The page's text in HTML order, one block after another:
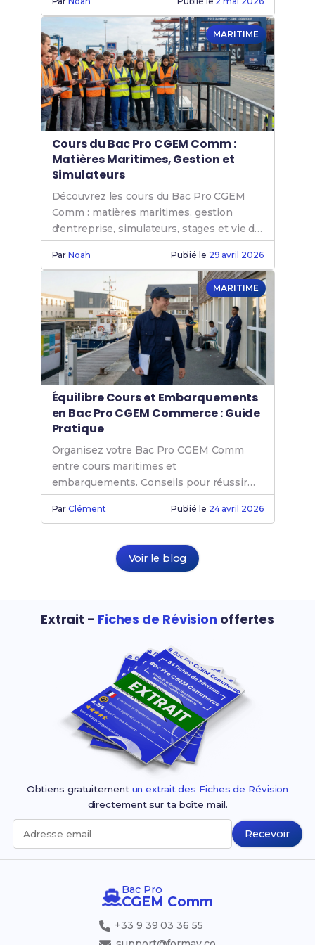
proposent un financement complet grâce à la
contrat d'apprentissage, le
CPF, l'organisme France Travail, leplan de
licenciementou encore desaides régionales
spécifiques.
MARITIME
Cours du Bac Pro CGEM Comm :
Matières Maritimes, Gestion et
Simulateurs
Découvrez les cours du Bac Pro CGEM
Comm : matières maritimes, gestion
d'entreprise, simulateurs, stages et vie de
classe.
ParNoah Publié le 29 avril 2026
MARITIME
Équilibre Cours et Embarquements
en Bac Pro CGEM Commerce : Guide
Pratique
Organisez votre Bac Pro CGEM Comm
entre cours maritimes et
embarquements. Conseils pour réussir
votre formation maritime sans stress.
ParClément Publié le 24 avril 2026
Voir le blog
Extrait - Fiches de Révision offertes
Obtiens gratuitement un extrait des Fiches de Révision
directement sur ta boîte mail.
Adresse email Recevoir
Bac Pro
CGEM Comm
+33 9 39 03 36 55